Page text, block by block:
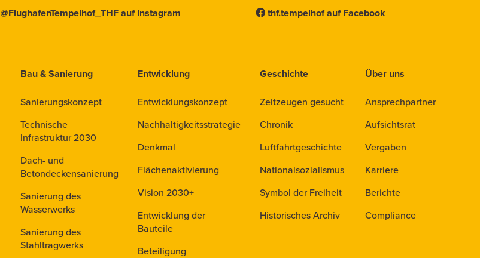
@FlughafenTempelhof_THF auf Instagram thf.tempelhof auf Facebook
Bau & Sanierung
Sanierungskonzept
Technische
Infrastruktur 2030
Dach- und
Betondeckensanierung
Sanierung des
Wasserwerks
Sanierung des
Stahltragwerks
Entwicklung
Entwicklungskonzept
Nachhaltigkeitsstrategie
Denkmal
Flächenaktivierung
Vision 2030+
Entwicklung der
Bauteile
Beteiligung
Geschichte
Zeitzeugen gesucht
Chronik
Luftfahrtgeschichte
Nationalsozialismus
Symbol der Freiheit
Historisches Archiv
Über uns
Ansprechpartner
Aufsichtsrat
Vergaben
Karriere
Berichte
Compliance